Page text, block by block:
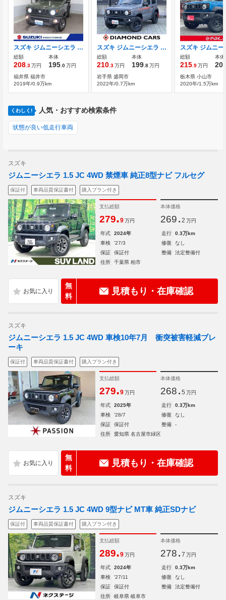
スズキ ジムニーシエラ 1.5 JC 4WD カーナビ/バックアイカメラ
総額
208.3万円
本体
195.0万円
福井県 福井市
2019年/0.9万km
スズキ ジムニーシエラ 1.5 JL 4WD 5速マニュアル 当社下取 LSD
総額
210.3万円
本体
199.8万円
岩手県 盛岡市
2022年/0.7万km
総額
215.9万円
本体
栃木県 小山市
2020年/1.5万km
くわしく! 人気・おすすめ検索条件
状態が良い低走行車両
スズキ
ジムニーシエラ 1.5 JC 4WD 禁煙車 純正8型ナビ フルセグ
保証付 車両品質保証書付 購入プラン付き
支払総額
279.9 万円
本体価格
269. 2 万円
年式 2024年 走行
0.3万km
車検
'27/3 修復
なし
保証
保証付 整備
法定整備付
住所
千葉県 柏市
無
料
見積もり・在庫確認
スズキ
ジムニーシエラ 1.5 JC 4WD 車検10年7月 衝突被害軽減ブレ
ーキ
保証付 車両品質保証書付 購入プラン付き
支払総額
279.9 万円
本体価格
268. 5 万円
年式 2025年 走行
0.3万km
車検
'28/7 修復
なし
保証
保証付 整備
-
住所
愛知県 名古屋市緑区
無
料
見積もり・在庫確認
スズキ
ジムニーシエラ 1.5 JC 4WD 9型ナビ MT車 純正SDナビ
保証付 車両品質保証書付 購入プラン付き
支払総額
289.9 万円
本体価格
278. 7 万円
年式 2024年 走行
0.3万km
車検
'27/11 修復
なし
保証
保証付 整備
法定整備付
住所
岐阜県 岐阜市